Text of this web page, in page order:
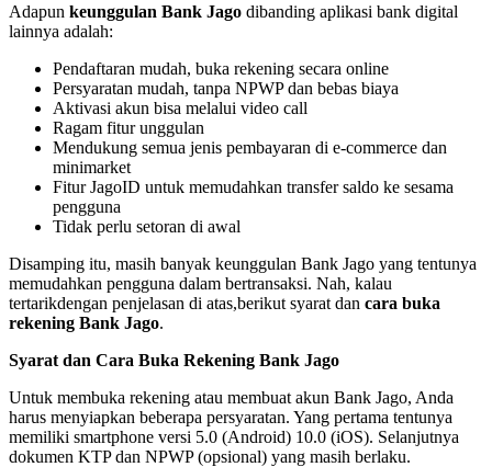
Adapun keunggulan Bank Jago dibanding aplikasi bank digital
lainnya adalah:
Pendaftaran mudah, buka rekening secara online
Persyaratan mudah, tanpa NPWP dan bebas biaya
Aktivasi akun bisa melalui video call
Ragam fitur unggulan
Mendukung semua jenis pembayaran di e-commerce dan
minimarket
Fitur JagoID untuk memudahkan transfer saldo ke sesama
pengguna
Tidak perlu setoran di awal
Disamping itu, masih banyak keunggulan Bank Jago yang tentunya
memudahkan pengguna dalam bertransaksi. Nah, kalau
tertarikdengan penjelasan di atas,berikut syarat dan cara buka
rekening Bank Jago.
Syarat dan Cara Buka Rekening Bank Jago
Untuk membuka rekening atau membuat akun Bank Jago, Anda
harus menyiapkan beberapa persyaratan. Yang pertama tentunya
memiliki smartphone versi 5.0 (Android) 10.0 (iOS). Selanjutnya
dokumen KTP dan NPWP (opsional) yang masih berlaku.